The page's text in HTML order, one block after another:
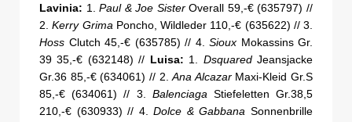
Lavinia: 1.Paul & Joe SisterOverall 59,-€ (635797) //
2.Kerry Grima Poncho, Wildleder 110,-€ (635622) // 3.
Hoss Clutch 45,-€ (635785) // 4. Sioux Mokassins Gr.
39 35,-€ (632148) // Luisa: 1. DsquaredJeansjacke
Gr.36 85,-€ (634061) // 2.Ana AlcazarMaxi-Kleid Gr.S
85,-€ (634061) // 3. Balenciaga Stiefeletten Gr.38,5
210,-€ (630933) // 4.Dolce & Gabbana Sonnenbrille